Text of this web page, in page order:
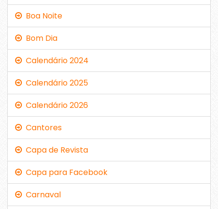
Boa Noite
Bom Dia
Calendário 2024
Calendário 2025
Calendário 2026
Cantores
Capa de Revista
Capa para Facebook
Carnaval